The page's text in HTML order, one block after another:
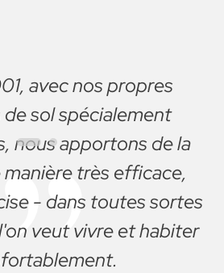
avec nos propres
de sol spécialement
nous apportons de la
très efficace,
- dans toutes sortes
veut vivre et habiter
de pouvoir
et confort dans votre
salon.
ECOTHERM SWISS